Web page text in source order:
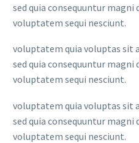
sed quia consequuntur magni
voluptatem sequi nesciunt.
voluptatem quia voluptas sit
sed quia consequuntur magni
voluptatem sequi nesciunt.
voluptatem quia voluptas sit
sed quia consequuntur magni
voluptatem sequi nesciunt.